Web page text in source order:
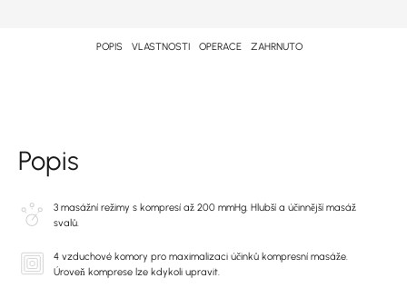
POPIS VLASTNOSTI OPERACE ZAHRNUTO
Popis
3 masážní režimy s kompresí až 200 mmHg. Hlubší a účinnější masáž
svalů.
4 vzduchové komory pro maximalizaci účinků kompresní masáže.
Úroveň komprese lze kdykoli upravit.